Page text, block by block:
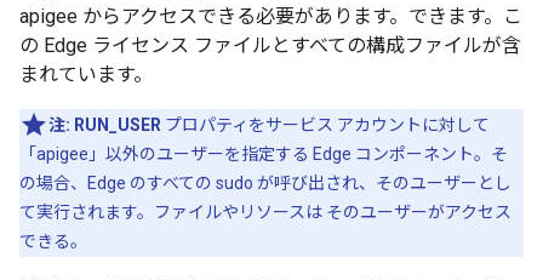
apigee からアクセスできる必要があります。できます。こ
の Edge ライセンス ファイルとすべての構成ファイルが含
まれています。
注: RUN_USER プロパティをサービス アカウントに対して
「apigee」以外のユーザーを指定する Edge コンポーネント。そ
の場合、Edge のすべての sudo が呼び出され、そのユーザーとし
て実行されます。ファイルやリソースは そのユーザーがアクセス
できる。